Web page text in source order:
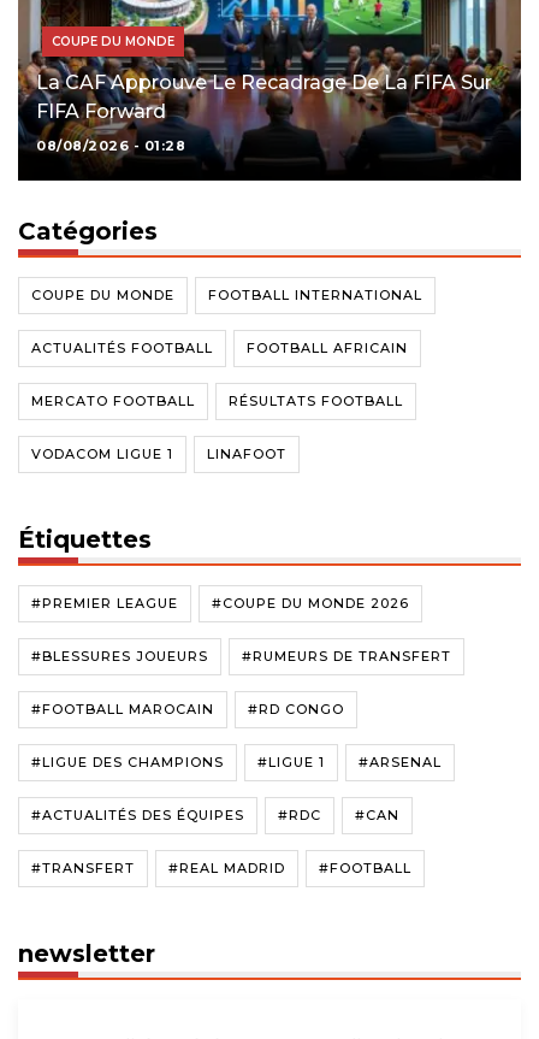
COUPE DU MONDE
La CAF Approuve Le Recadrage De La FIFA Sur
FIFA Forward
08/08/2026 - 01:28
Catégories
COUPE DU MONDE FOOTBALL INTERNATIONAL
ACTUALITÉS FOOTBALL FOOTBALL AFRICAIN
MERCATO FOOTBALL RÉSULTATS FOOTBALL
VODACOM LIGUE 1 LINAFOOT
Étiquettes
#PREMIER LEAGUE #COUPE DU MONDE 2026
#BLESSURES JOUEURS #RUMEURS DE TRANSFERT
#FOOTBALL MAROCAIN #RD CONGO
#LIGUE DES CHAMPIONS #LIGUE 1 #ARSENAL
#ACTUALITÉS DES ÉQUIPES #RDC #CAN
#TRANSFERT #REAL MADRID #FOOTBALL
newsletter